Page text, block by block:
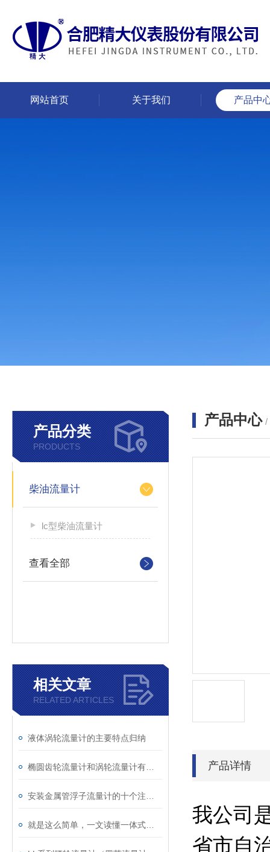
网站首页 关于我们 产品中
产品分类
PRODUCTS
柴油流量计
lc型柴油流量计
查看全部
相关文章
RELATED ARTICLES
液体涡轮流量计的主要特点归纳
产品中心 /
产品详情
我公司
省市自